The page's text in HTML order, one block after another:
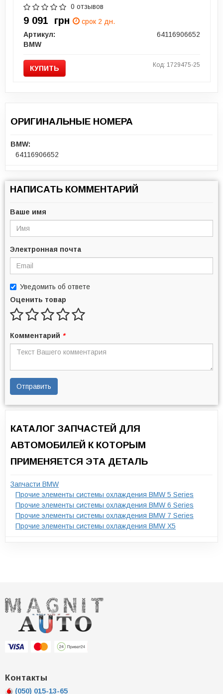
0 отзывов
9 091 грн
срок 2 дн.
Артикул:
64116906652
BMW
КУПИТЬ Код: 1729475-25
ОРИГИНАЛЬНЫЕ НОМЕРА
BMW:
64116906652
НАПИСАТЬ КОММЕНТАРИЙ
Ваше имя
Электронная почта
Уведомить об ответе
Оценить товар
Комментарий *
Отправить
КАТАЛОГ ЗАПЧАСТЕЙ ДЛЯ
АВТОМОБИЛЕЙ К КОТОРЫМ
ПРИМЕНЯЕТСЯ ЭТА ДЕТАЛЬ
Запчасти BMW
Прочие элементы системы охлаждения BMW 5 Series
Прочие элементы системы охлаждения BMW 6 Series
Прочие элементы системы охлаждения BMW 7 Series
Прочие элементы системы охлаждения BMW X5
Контакты
(050) 015-13-65